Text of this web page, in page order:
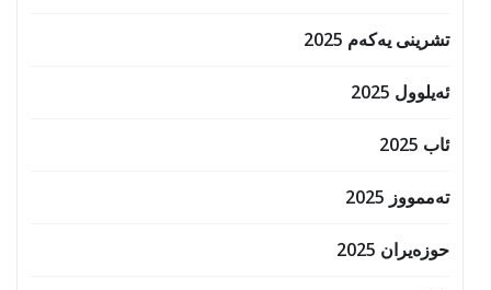
تشرینی یەکەم 2025
ئەیلوول 2025
ئاب 2025
تەممووز 2025
حوزه‌یران 2025